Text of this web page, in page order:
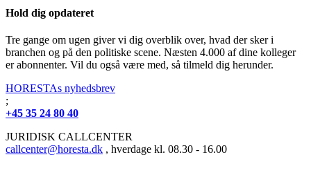
Hold dig opdateret
Tre gange om ugen giver vi dig overblik over, hvad der sker i
branchen og på den politiske scene. Næsten 4.000 af dine kolleger
er abonnenter. Vil du også være med, så tilmeld dig herunder.
HORESTAs nyhedsbrev
;
+45 35 24 80 40
JURIDISK CALLCENTER
callcenter@horesta.dk , hverdage kl. 08.30 - 16.00